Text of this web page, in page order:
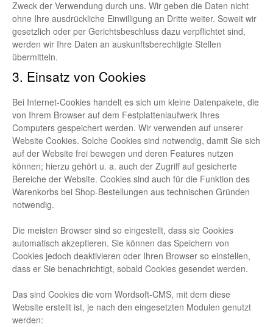
Zweck der Verwendung durch uns. Wir geben die Daten nicht
ohne Ihre ausdrückliche Einwilligung an Dritte weiter. Soweit wir
gesetzlich oder per Gerichtsbeschluss dazu verpflichtet sind,
werden wir Ihre Daten an auskunftsberechtigte Stellen
übermitteln.
3. Einsatz von Cookies
Bei Internet-Cookies handelt es sich um kleine Datenpakete, die
von Ihrem Browser auf dem Festplattenlaufwerk Ihres
Computers gespeichert werden. Wir verwenden auf unserer
Website Cookies. Solche Cookies sind notwendig, damit Sie sich
auf der Website frei bewegen und deren Features nutzen
können; hierzu gehört u. a. auch der Zugriff auf gesicherte
Bereiche der Website. Cookies sind auch für die Funktion des
Warenkorbs bei Shop-Bestellungen aus technischen Gründen
notwendig.
Die meisten Browser sind so eingestellt, dass sie Cookies
automatisch akzeptieren. Sie können das Speichern von
Cookies jedoch deaktivieren oder Ihren Browser so einstellen,
dass er Sie benachrichtigt, sobald Cookies gesendet werden.
Das sind Cookies die vom Wordsoft-CMS, mit dem diese
Website erstellt ist, je nach den eingesetzten Modulen genutzt
werden: